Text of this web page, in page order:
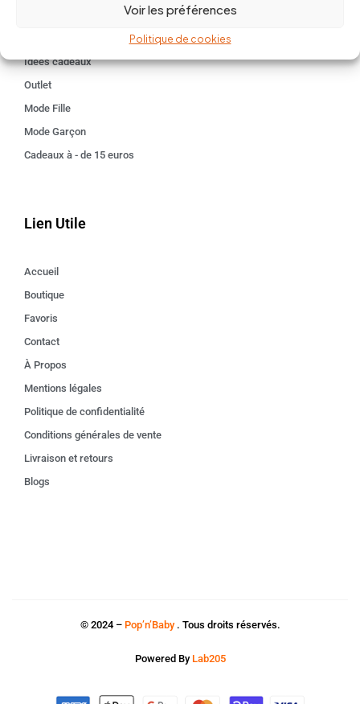
Voir les préférences
Politique de cookies
Idées cadeaux
Outlet
Mode Fille
Mode Garçon
Cadeaux à - de 15 euros
Lien Utile
Accueil
Boutique
Favoris
Contact
À Propos
Mentions légales
Politique de confidentialité
Conditions générales de vente
Livraison et retours
Blogs
© 2024 – Pop’n’Baby. Tous droits réservés.
Powered By Lab205